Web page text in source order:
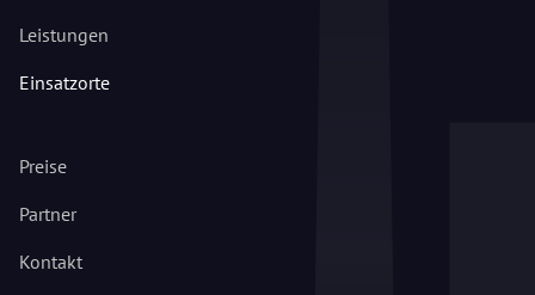
Leistungen
Einsatzorte
Preise
Partner
Kontakt